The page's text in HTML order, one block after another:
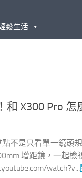
鬆生活
和 X300 Pro
不是只看單一鏡頭
增距鏡，一起
watch?v...